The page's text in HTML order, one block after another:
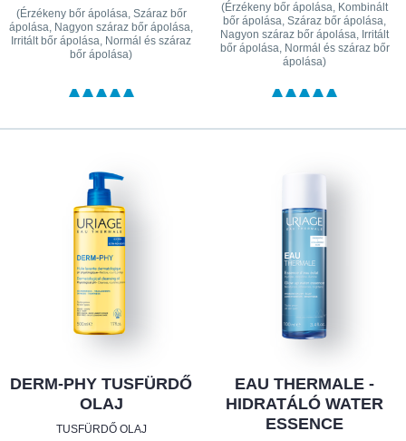
(Érzékeny bőr ápolása, Száraz bőr
ápolása, Nagyon száraz bőr ápolása,
Irritált bőr ápolása, Normál és száraz
bőr ápolása)
(Érzékeny bőr ápolása, Kombinált
bőr ápolása, Száraz bőr ápolása,
Nagyon száraz bőr ápolása, Irritált
bőr ápolása, Normál és száraz bőr
ápolása)
DERM-PHY TUSFÜRDŐ
OLAJ
TUSFÜRDŐ OLAJ
EAU THERMALE -
HIDRATÁLÓ WATER
ESSENCE